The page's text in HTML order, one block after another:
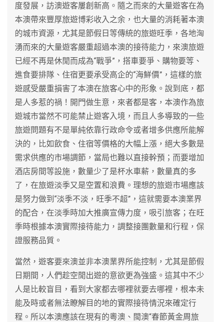
度發展，訪澳遊客屢創新高。隨之而來的大量遊客在為
本澳帶來豐厚旅遊博彩收入之余，也大量的消耗著本澳
的城市資源，尤其是節假日等傳統的旅遊旺季，各地洶
湧而來的大量遊客嚴重超過本澳的接待能力，來澳旅遊
已經不再是休閒而成為“戰爭”，搭車要爭、購物要等、
進食要排隊、住宿更要承受高企的“海鮮價”，這樣的旅
遊感受嚴重損害了本澳在旅客心中的形象。說到底，都
是人多惹的禍！開門做生意，來者都是客，本澳作為旅
遊城市當然不可能禁止遊客入境，而且人多導致的一些
旅遊問題有不是單純依靠行政命令或者增多供應所能解
決的，比如飲食、住宿等價格的大幅上漲，絕大多數是
需求供應的市場調節，當局也難以直接幹預；而要增加
酒店房間等設施，數量少了是杯水車薪，數量真的多
了，在旅遊淡季又是空置和浪費。理想的旅遊市場應該
是努力做到“淡季不淡，旺季不超”，這就需要本澳業界
的配合，在淡季時加大推廣宣傳力度，吸引旅客；在旺
季時根據本澳實際接待能力，調整接團數量和行程，保
證服務品質。
當然，遊客要來澳並非本澳業界所能控制，尤其是節假
日期間，人們趁空閒出遊的意欲更為強盛。這其中不少
人是比較盲目，看到大家都去哪裡就要去哪裡，根本未
能及時或者無法瞭解目的地的實際接待情況來確定行
程。所以本澳應該在現有的粵澳、閩澳“春節黃金周旅